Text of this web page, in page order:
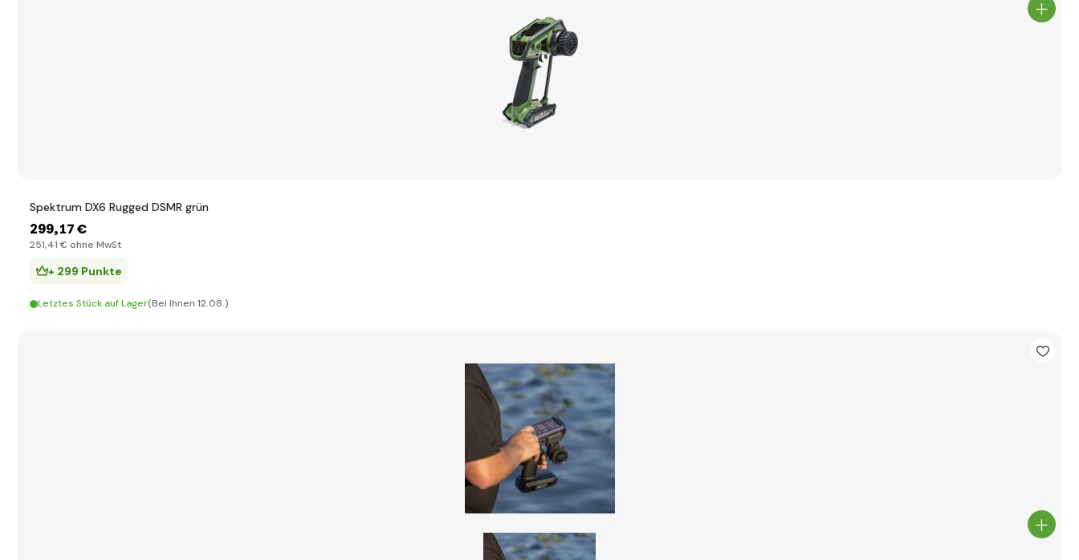
Spektrum DX6 Rugged DSMR grün
299,17 €
251,41 € ohne MwSt
+ 299 Punkte
Letztes Stück auf Lager(Bei Ihnen 12.08.)